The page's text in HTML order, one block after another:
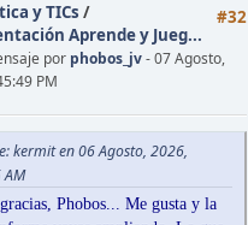
#32
y TICs /
Aprende y Jueg...
por phobos_jv- 07 Agosto,
PM
kermit en 06 Agosto, 2026,
AM
Phobos... Me gusta y la